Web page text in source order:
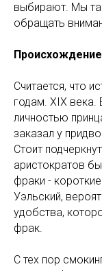
выбирают. Мы
обращать
Считается, что
годам. ХІХ
личностью
заказал у
Стоит
аристократов
фраки -
Уэльский,
удобства,
фрак.
С тех пор